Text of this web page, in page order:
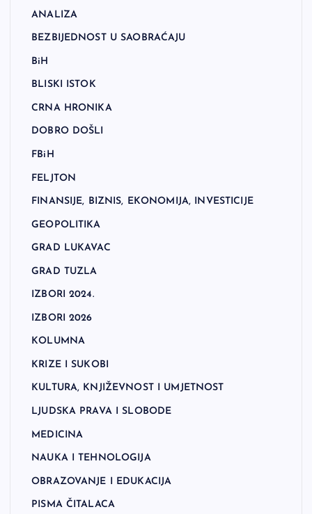
ANALIZA
BEZBIJEDNOST U SAOBRAĆAJU
BiH
BLISKI ISTOK
CRNA HRONIKA
DOBRO DOŠLI
FBiH
FELJTON
FINANSIJE, BIZNIS, EKONOMIJA, INVESTICIJE
GEOPOLITIKA
GRAD LUKAVAC
GRAD TUZLA
IZBORI 2024.
IZBORI 2026
KOLUMNA
KRIZE I SUKOBI
KULTURA, KNJIŽEVNOST I UMJETNOST
LJUDSKA PRAVA I SLOBODE
MEDICINA
NAUKA I TEHNOLOGIJA
OBRAZOVANJE I EDUKACIJA
PISMA ČITALACA